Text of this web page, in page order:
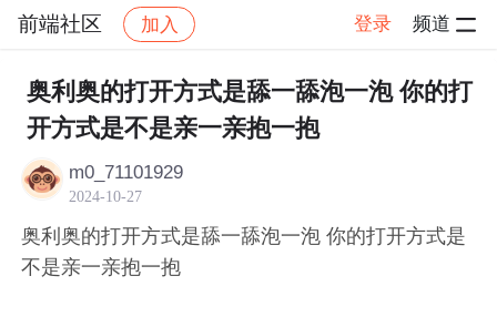
前端社区 加入 登录 频道
社区 前端社区 感慨 帖子详情
奥利奥的打开方式是舔一舔泡一泡 你的打
开方式是不是亲一亲抱一抱
m0_71101929
2024-10-27
奥利奥的打开方式是舔一舔泡一泡 你的打开方式是
不是亲一亲抱一抱